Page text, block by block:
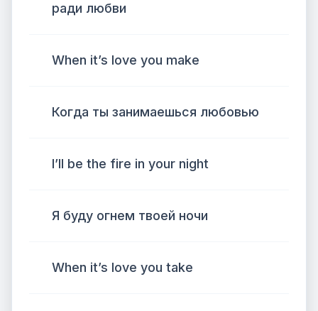
ради любви
When it’s love you make
Когда ты занимаешься любовью
I’ll be the fire in your night
Я буду огнем твоей ночи
When it’s love you take